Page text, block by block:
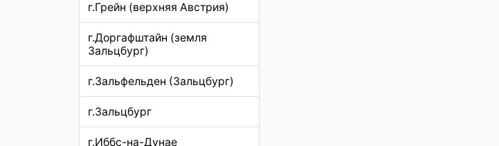
г.Грейн (верхняя Австрия)
г.Доргафштайн (земля
Зальцбург)
г.Зальфельден (Зальцбург)
г.Зальцбург
г.Иббс-на-Дунае